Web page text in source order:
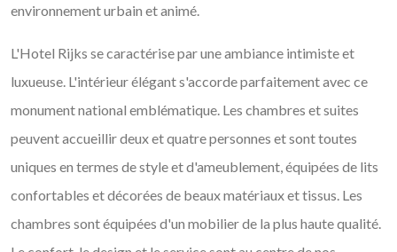
environnement urbain et animé.
L'Hotel Rijks se caractérise par une ambiance intimiste et
luxueuse. L'intérieur élégant s'accorde parfaitement avec ce
monument national emblématique. Les chambres et suites
peuvent accueillir deux et quatre personnes et sont toutes
uniques en termes de style et d'ameublement, équipées de lits
confortables et décorées de beaux matériaux et tissus. Les
chambres sont équipées d'un mobilier de la plus haute qualité.